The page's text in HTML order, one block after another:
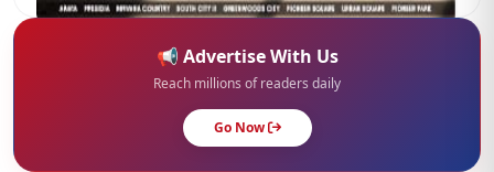
📢 Advertise With Us
Reach millions of readers daily
Go Now